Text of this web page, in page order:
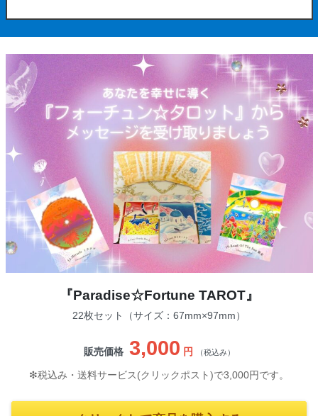
『Paradise☆Fortune TAROT』
22枚セット（サイズ：67mm×97mm）
販売価格 3,000 円 （税込み）
❇︎税込み・送料サービス(クリックポスト)で3,000円です。